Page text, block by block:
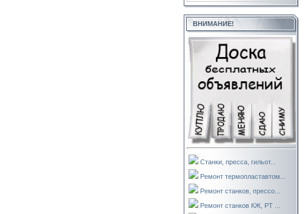
ВНИМАНИЕ!
Станки, пресса, гильот...
Ремонт термопластавтом...
Ремонт станков, прессо...
Ремонт станков КЖ, РТ ...